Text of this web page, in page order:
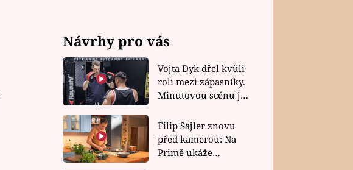
Návrhy pro vás
Vojta Dyk dřel kvůli
roli mezi zápasníky.
Minutovou scénu jel
Filip Sajler znovu
před kamerou: Na
Primě ukáže